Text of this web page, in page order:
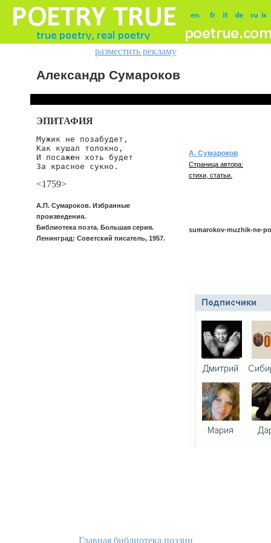
разместить рекламу
Александр Сумароков
ЭПИТАФИЯ
Мужик не позабудет,
Как кушал толокно,
И посажен хоть будет
За красное сукно.
<1759>
А.П. Сумароков. Избранные
произведения.
Библиотека поэта. Большая серия.
Ленинград: Советский писатель, 1957.
А. Сумароков
Страница автора:
стихи, статьи.
sumarokov-muzhik-ne-
Главная библиотека поэзии